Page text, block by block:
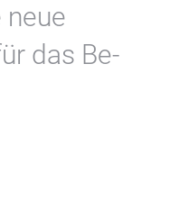
das Be-